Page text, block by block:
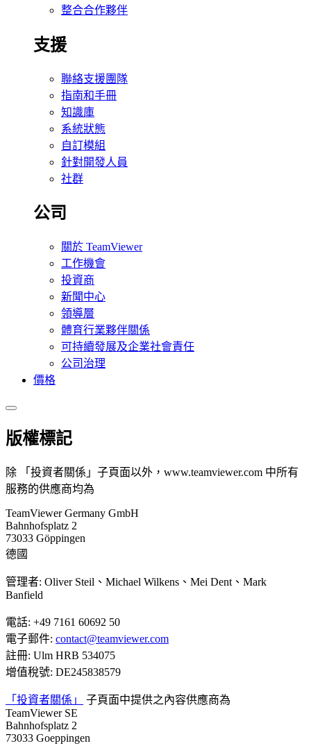
整合合作夥伴
支援
聯絡支援團隊
指南和手冊
知識庫
系統狀態
自訂模組
針對開發人員
社群
公司
關於 TeamViewer
工作機會
投資商
新聞中心
領導層
體育行業夥伴關係
可持續發展及企業社會責任
公司治理
價格
版權標記
除 「投資者關係」子頁面以外，www.teamviewer.com 中所有
服務的供應商均為
TeamViewer Germany GmbH
Bahnhofsplatz 2
73033 Göppingen
德國
管理者: Oliver Steil、Michael Wilkens、Mei Dent、Mark
Banfield
電話: +49 7161 60692 50
電子郵件: contact@teamviewer.com
註冊: Ulm HRB 534075
增值稅號: DE245838579
「投資者關係」
子頁面中提供之內容供應商為
TeamViewer SE
Bahnhofsplatz 2
73033 Goeppingen